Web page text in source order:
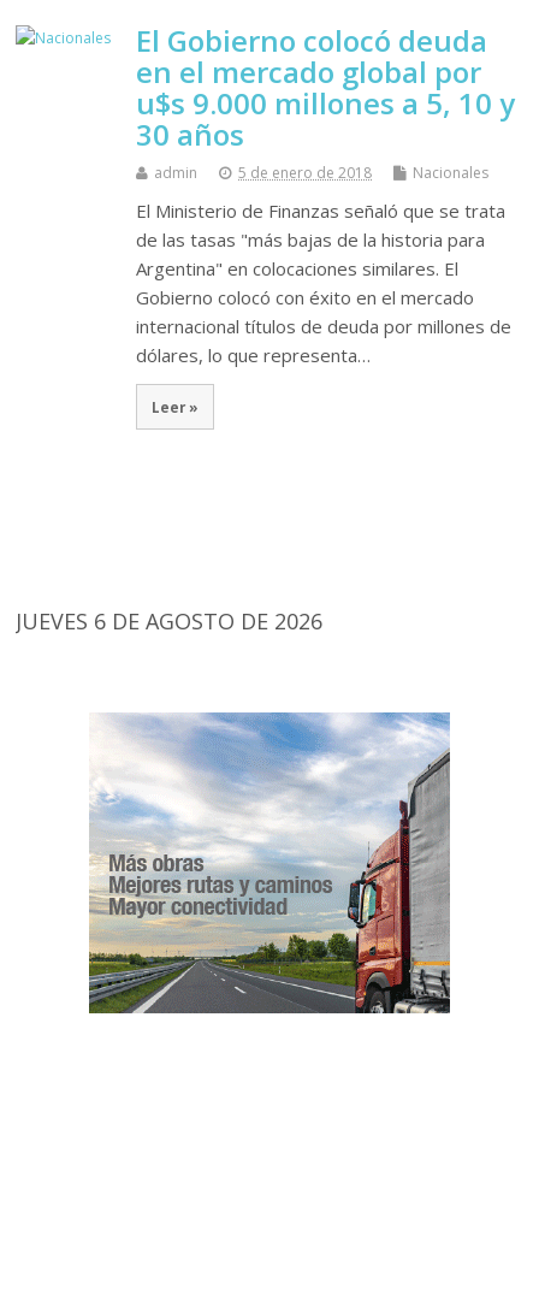
El Gobierno colocó deuda
en el mercado global por
u$s 9.000 millones a 5, 10 y
30 años
admin 5 de enero de 2018 Nacionales
El Ministerio de Finanzas señaló que se trata
de las tasas "más bajas de la historia para
Argentina" en colocaciones similares. El
Gobierno colocó con éxito en el mercado
internacional títulos de deuda por millones de
dólares, lo que representa…
Leer »
JUEVES 6 DE AGOSTO DE 2026